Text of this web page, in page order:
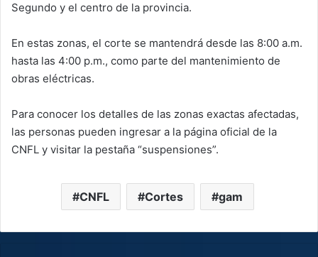
Segundo y el centro de la provincia.
En estas zonas, el corte se mantendrá desde las 8:00 a.m.
hasta las 4:00 p.m., como parte del mantenimiento de
obras eléctricas.
Para conocer los detalles de las zonas exactas afectadas,
las personas pueden ingresar a la página oficial de la
CNFL y visitar la pestaña “suspensiones”.
CNFL Cortes gam